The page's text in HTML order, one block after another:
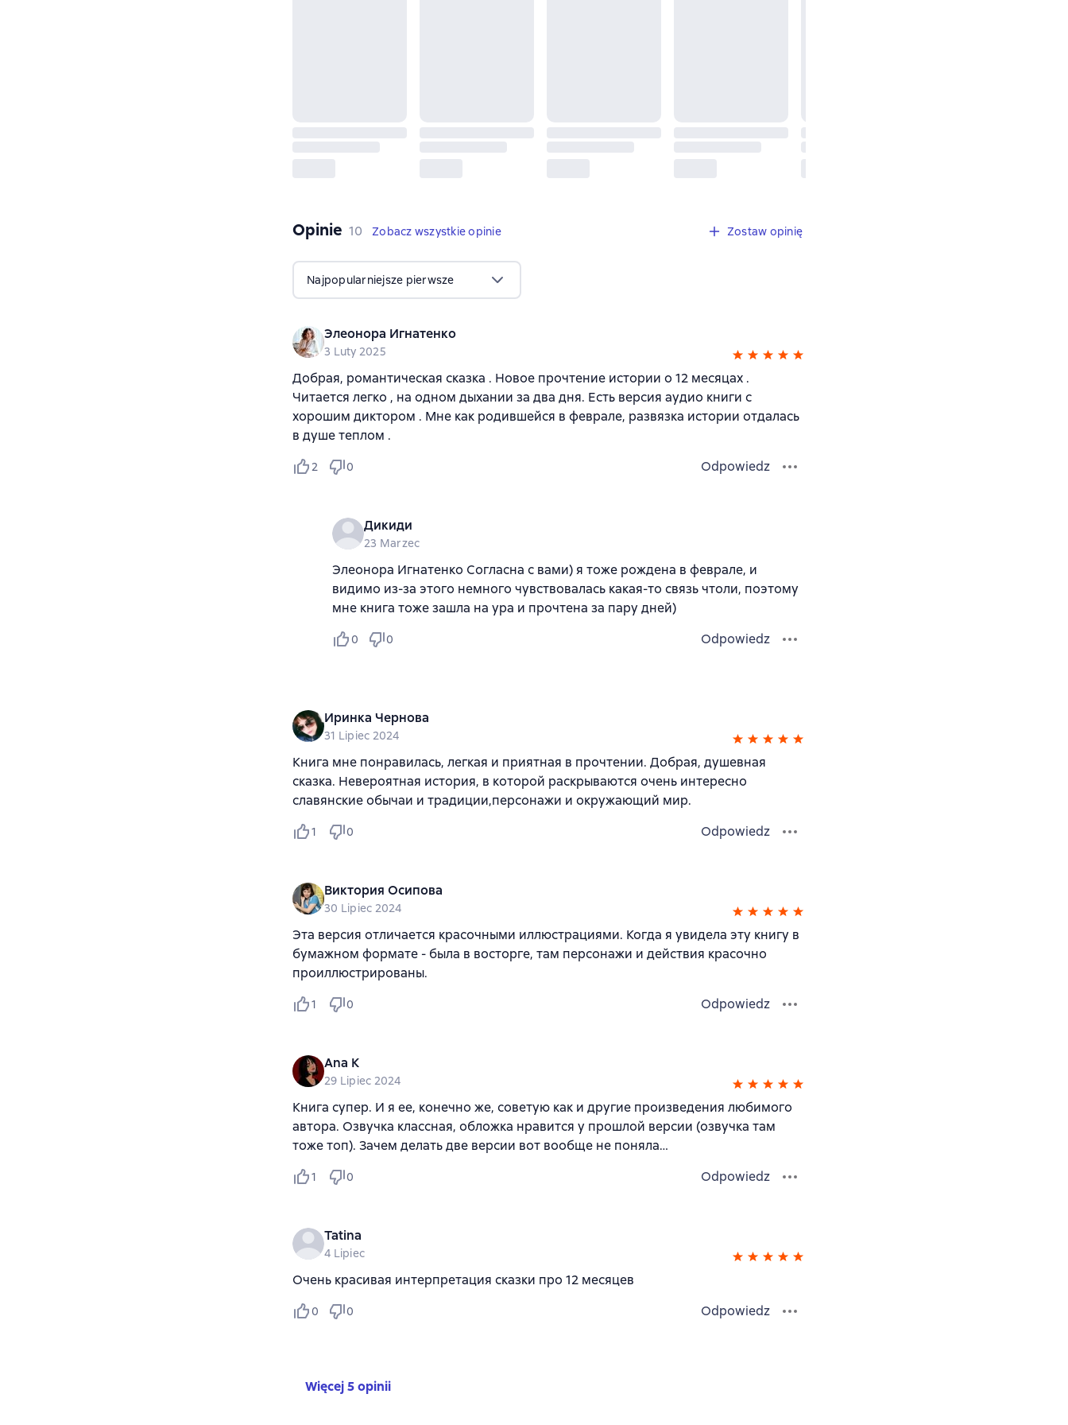
Opinie 10 opinie
10 Zobacz wszystkie opinie Zostaw opinię
Najpopularniejsze pierwsze
Элеонора Игнатенко
3 Luty 2025
Добрая, романтическая сказка . Новое прочтение истории о 12 месяцах .
Читается легко , на одном дыхании за два дня. Есть версия аудио книги с
хорошим диктором . Мне как родившейся в феврале, развязка истории отдалась
в душе теплом .
2 0 Odpowiedz
Дикиди
23 Marzec
Элеонора Игнатенко Согласна с вами) я тоже рождена в феврале, и
видимо из-за этого немного чувствовалась какая-то связь чтоли, поэтому
мне книга тоже зашла на ура и прочтена за пару дней)
0 0 Odpowiedz
Иринка Чернова
31 Lipiec 2024
Книга мне понравилась, легкая и приятная в прочтении. Добрая, душевная
сказка. Невероятная история, в которой раскрываются очень интересно
славянские обычаи и традиции,персонажи и окружающий мир.
1 0 Odpowiedz
Виктория Осипова
30 Lipiec 2024
Эта версия отличается красочными иллюстрациями. Когда я увидела эту книгу в
бумажном формате - была в восторге, там персонажи и действия красочно
проиллюстрированы.
1 0 Odpowiedz
Ana К
29 Lipiec 2024
Книга супер. И я ее, конечно же, советую как и другие произведения любимого
автора. Озвучка классная, обложка нравится у прошлой версии (озвучка там
тоже топ). Зачем делать две версии вот вообще не поняла…
1 0 Odpowiedz
Tatina
4 Lipiec
Очень красивая интерпретация сказки про 12 месяцев
0 0 Odpowiedz
Więcej 5 opinii